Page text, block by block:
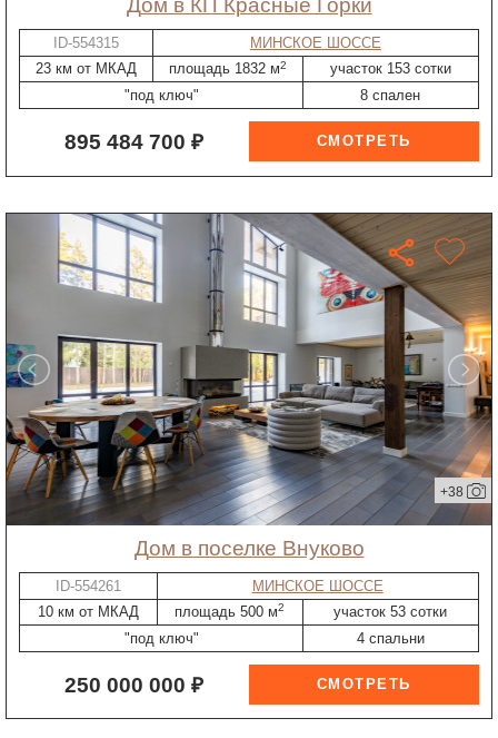
дом в КП Красные Горки
ID-554315
МИНСКОЕ ШОССЕ
23 км от МКАД
площадь 1832 м2
участок 153 сотки
"под ключ"
8 спален
895 484 700 ₽
+38
дом в поселке Внуково
ID-554261
МИНСКОЕ ШОССЕ
10 км от МКАД
площадь 500 м2
участок 53 сотки
"под ключ"
4 спальни
250 000 000 ₽